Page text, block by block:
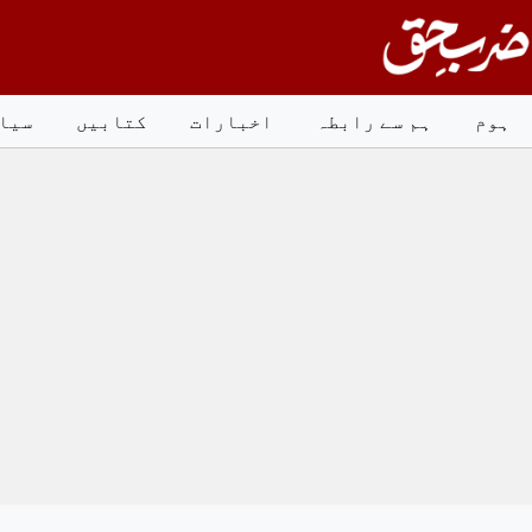
to
content
ہوم
ہم سے رابطہ اخبارات کتابیں